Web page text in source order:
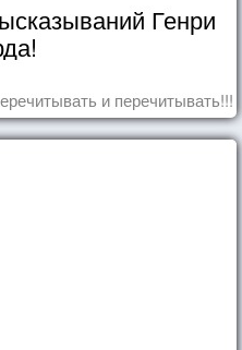
Генри
и перечитывать!!!